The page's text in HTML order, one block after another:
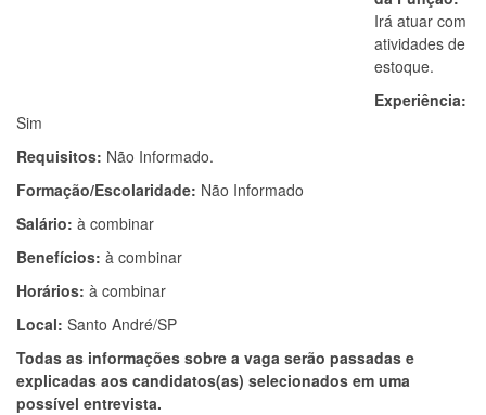
Irá atuar com
atividades de
estoque.
Experiência:
Sim
Requisitos: Não Informado.
Formação/Escolaridade: Não Informado
Salário: à combinar
Benefícios: à combinar
Horários: à combinar
Local: Santo André/SP
Todas as informações sobre a vaga serão passadas e
explicadas aos candidatos(as) selecionados em uma
possível entrevista.